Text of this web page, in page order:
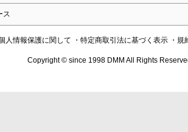
ス
人情報保護に関して ・特定商取引法に基づく表示 ・規
Copyright © since 1998 DMM All Rights